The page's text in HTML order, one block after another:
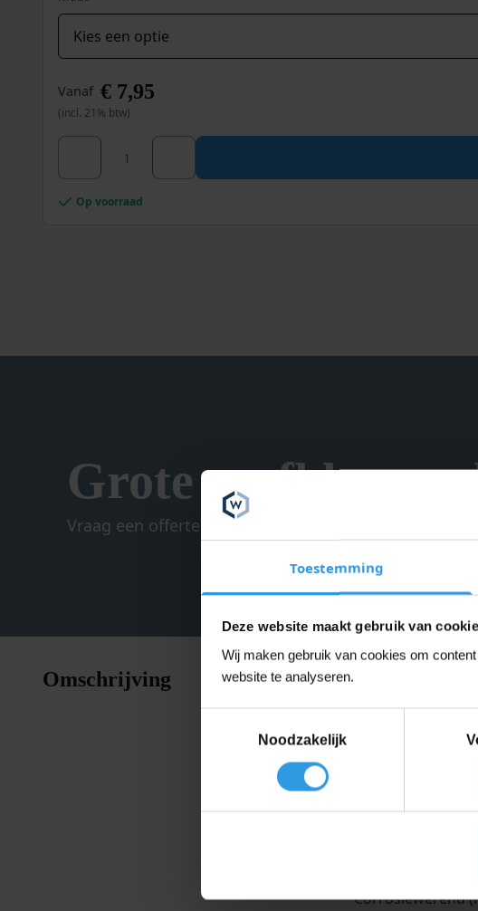
Toestemming
Deze website maakt gebruik van
Wij maken gebruik van cookies om
website te analyseren.
Noodzakelijk
Vanaf € 7,95
(incl. 21% btw)
Wixx 2K Nylon Roller aantal
Dit
heeft
meerdere
de
Op voorraad
Grote verfklus
Vraag een offerte aan.
Omschrijving
Wixx PRO PU
interieur en
Als grond- en
isolerende primer
overschilderbaar
Corrosiewerend